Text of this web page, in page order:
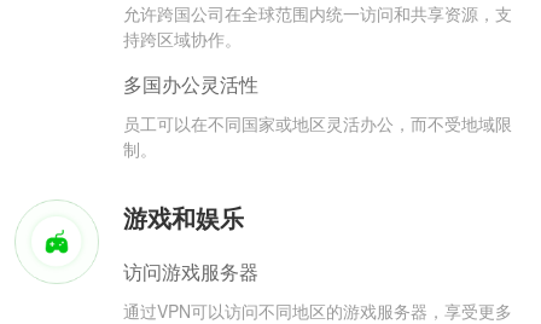
允许跨国公司在全球范围内统一访问和共享资源，支
持跨区域协作。
多国办公灵活性
员工可以在不同国家或地区灵活办公，而不受地域限
制。
游戏和娱乐
访问游戏服务器
通过VPN可以访问不同地区的游戏服务器，享受更多